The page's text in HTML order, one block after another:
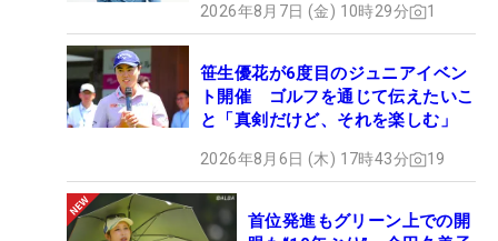
2026年8月7日 (金) 10時29分 1
笹生優花が6度目のジュニアイベン
ト開催 ゴルフを通じて伝えたいこ
と「真剣だけど、それを楽しむ」
2026年8月6日 (木) 17時43分 19
首位発進もグリーン上での開